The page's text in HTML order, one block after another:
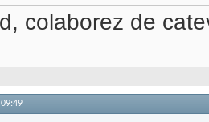
colaborez de
09:49